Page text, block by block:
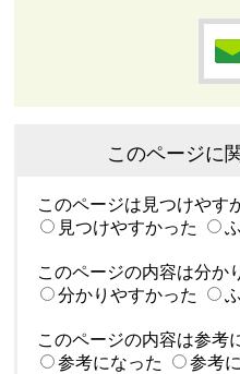
このページに
このページは見つけやす
見つけやすかった
このページの内容は分か
分かりやすかった
このページの内容は参考
参考になった
参考